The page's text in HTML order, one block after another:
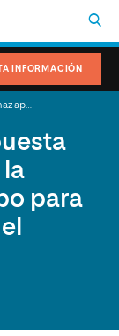
INFORMACIÓN
para